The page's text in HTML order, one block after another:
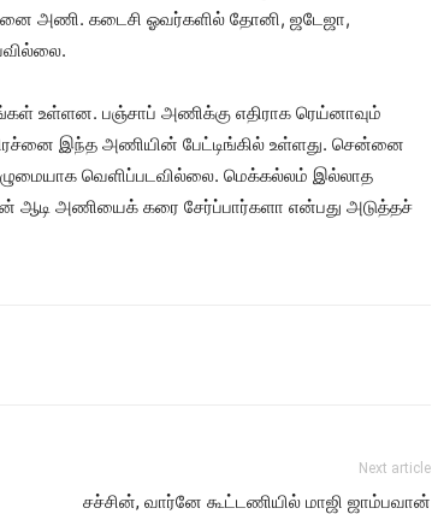
அணி. கடைசி ஓவர்களில் தோனி, ஜடேஜா,
உள்ளன. பஞ்சாப் அணிக்கு எதிராக ரெய்னாவும்
இந்த அணியின் பேட்டிங்கில் உள்ளது. சென்னை
வெளிப்படவில்லை. மெக்கல்லம் இல்லாத
ஆடி அணியைக் கரை சேர்ப்பார்களா என்பது அடுத்தச்
Next article
சச்சின், வார்னே கூட்டணியில் மாஜி ஜாம்பவான்